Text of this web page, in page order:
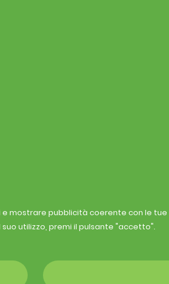
mostrare pubblicità coerente con le
utilizzo, premi il pulsante "accetto".